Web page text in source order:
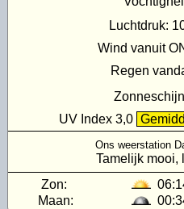
Luchtdruk:
Wind vanuit
Regen
UV Index 3,0
Ons weerstation
Tamelijk mooi,
Zon:
Maan: